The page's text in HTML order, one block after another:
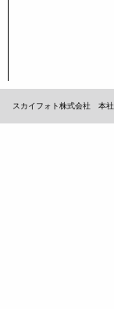
スカイフォト株式会社 本